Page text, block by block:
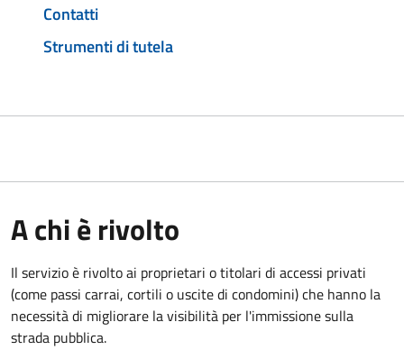
Contatti
Strumenti di tutela
A chi è rivolto
Il servizio è rivolto ai proprietari o titolari di accessi privati
(come passi carrai, cortili o uscite di condomini) che hanno la
necessità di migliorare la visibilità per l'immissione sulla
strada pubblica.